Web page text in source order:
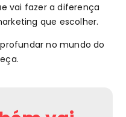
vai fazer a diferença
que escolher.
no mundo do